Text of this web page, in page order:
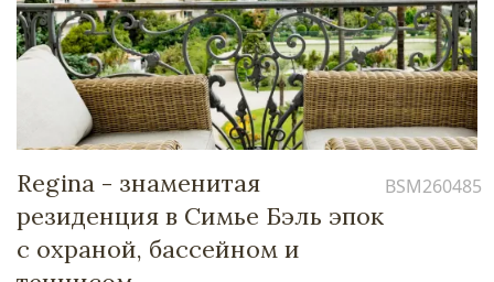
Regina - знаменитая
резиденция в Симье Бэль эпок
с охраной, бассейном и
BSM260485